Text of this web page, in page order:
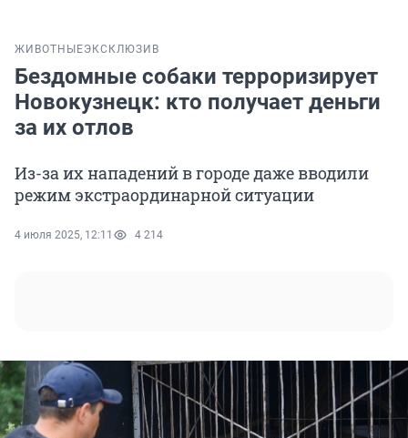
ЖИВОТНЫЕЭКСКЛЮЗИВ
Бездомные собаки терроризирует
Новокузнецк: кто получает деньги
за их отлов
Из-за их нападений в городе даже вводили
режим экстраординарной ситуации
4 июля 2025, 12:11 4 214